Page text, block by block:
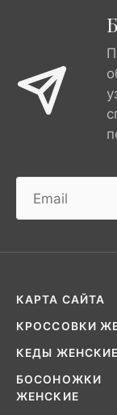
КАРТА САЙТА
КРОССОВКИ
КЕДЫ ЖЕНСКИЕ
БОСОНОЖКИ
ЖЕНСКИЕ